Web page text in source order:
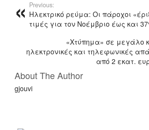
Previous:
Ηλεκτρικό ρεύμα: Οι πάροχοι
τιμές για τον Νοέμβριο έως και
«Χτύπημα» σε μεγάλο
ηλεκτρονικές και τηλεφωνικές
από 2 εκατ.
About The Author
gjouvi